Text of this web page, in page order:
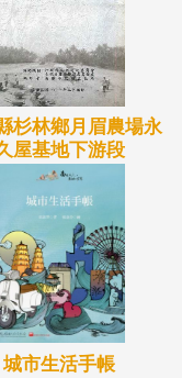
杉林鄉月眉農場永
屋基地下游段
城市生活手帳